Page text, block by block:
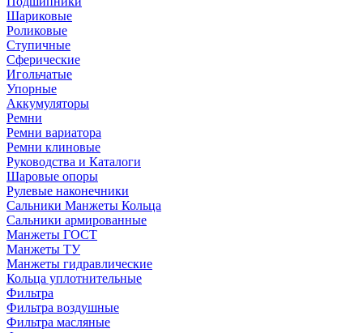
Шариковые
Роликовые
Ступичные
Сферические
Игольчатые
Упорные
Аккумуляторы
Ремни
Ремни вариатора
Ремни клиновые
Руководства и Каталоги
Шаровые опоры
Рулевые наконечники
Сальники Манжеты Кольца
Сальники армированные
Манжеты ГОСТ
Манжеты ТУ
Манжеты гидравлические
Кольца уплотнительные
Фильтра
Фильтра воздушные
Фильтра масляные